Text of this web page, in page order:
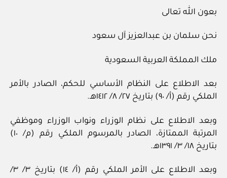
بعون الله تعالى
نحن سلمان بن عبدالعزيز آل سعود
ملك المملكة العربية السعودية
بعد الاطلاع على النظام الأساسي للحكم، الصادر بالأمر
الملكي رقم (أ/ ٩٠) بتاريخ ٢٧/ ٨/ ١٤١٢هـ.
وبعد الاطلاع على نظام الوزراء ونواب الوزراء وموظفي
المرتبة الممتازة، الصادر بالمرسوم الملكي رقم (م/ ١٠)
بتاريخ ١٨/ ٣/ ١٣٩١هـ.
وبعد الاطلاع على الأمر الملكي رقم (أ/ ١٤) بتاريخ ٣/ ٣/